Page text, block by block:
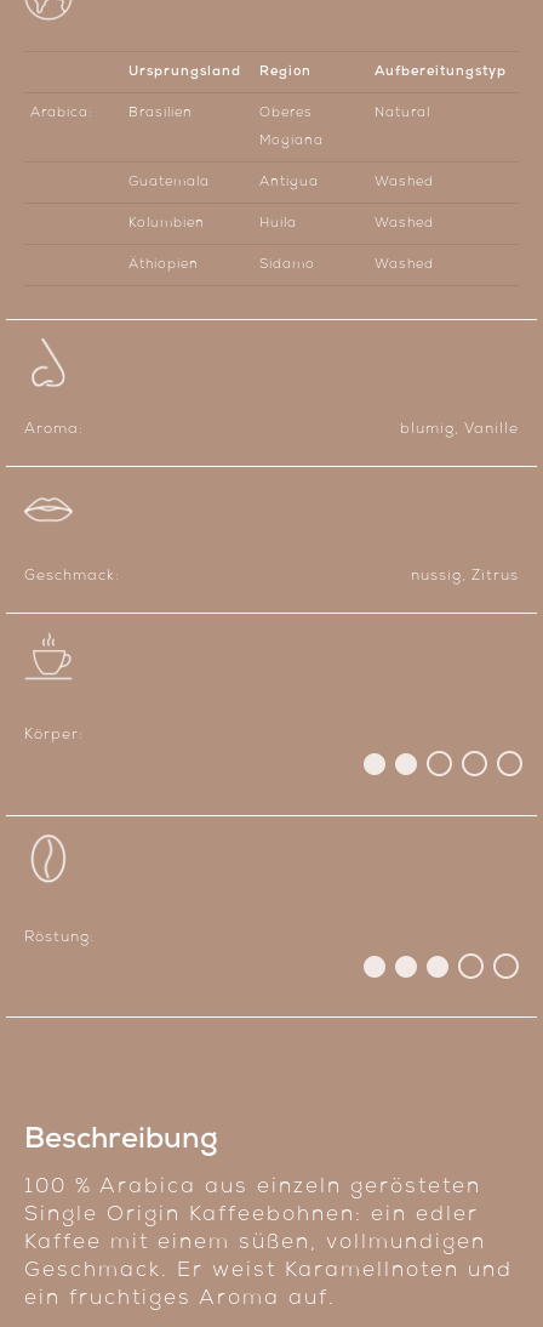
Ursprungsland Region Aufbereitungstyp
Arabica: Brasilien Oberes
Mogiana
Natural
Guatemala Antigua Washed
Kolumbien Huila Washed
Äthiopien Sidamo Washed
Aroma: blumig, Vanille
Geschmack: nussig, Zitrus
Körper:
Röstung:
Beschreibung
100 % Arabica aus einzeln gerösteten
Single Origin Kaffeebohnen: ein edler
Kaffee mit einem süßen, vollmundigen
Geschmack. Er weist Karamellnoten und
ein fruchtiges Aroma auf.